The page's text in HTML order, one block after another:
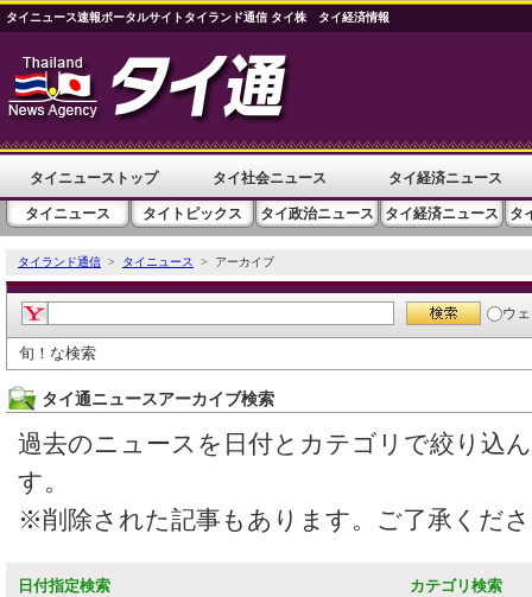
タイニュース速報ポータルサイトタイランド通信 タイ株 タイ経済情報
タイニューストップ タイ社会ニュース タイ経済ニュース
タイニュース タイトピックス タイ政治ニュース タイ経済ニュース タ
タイランド通信 > タイニュース > アーカイブ
ウ
旬！な検索
タイ通ニュースアーカイブ検索
過去のニュースを日付とカテゴリで絞り込
す。
※削除された記事もあります。ご了承くだ
日付指定検索 カテゴリ検索